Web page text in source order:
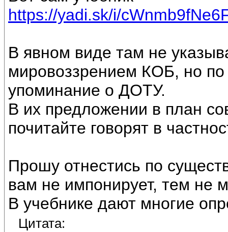
https://yadi.sk/i/
В явном виде там не
мировоззрением КОБ, но по
упоминание о ДОТУ.
В их предложении в план
почитайте говорят в
Прошу отнестись по
вам не импонирует, тем не
В учебнике дают многие
Цитата: